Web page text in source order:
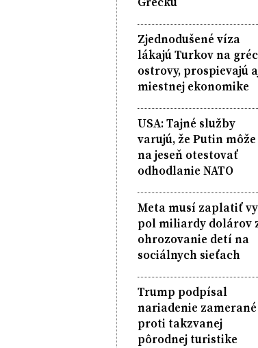
Zjednodušené víza
lákajú Turkov na
ostrovy, prospievajú
miestnej ekonomike
USA: Tajné služby
varujú, že Putin môže
na jeseň otestovať
odhodlanie NATO
Meta musí zaplatiť
pol miliardy dolárov
ohrozovanie detí na
sociálnych sieťach
Trump podpísal
nariadenie zamerané
proti takzvanej
pôrodnej turistike